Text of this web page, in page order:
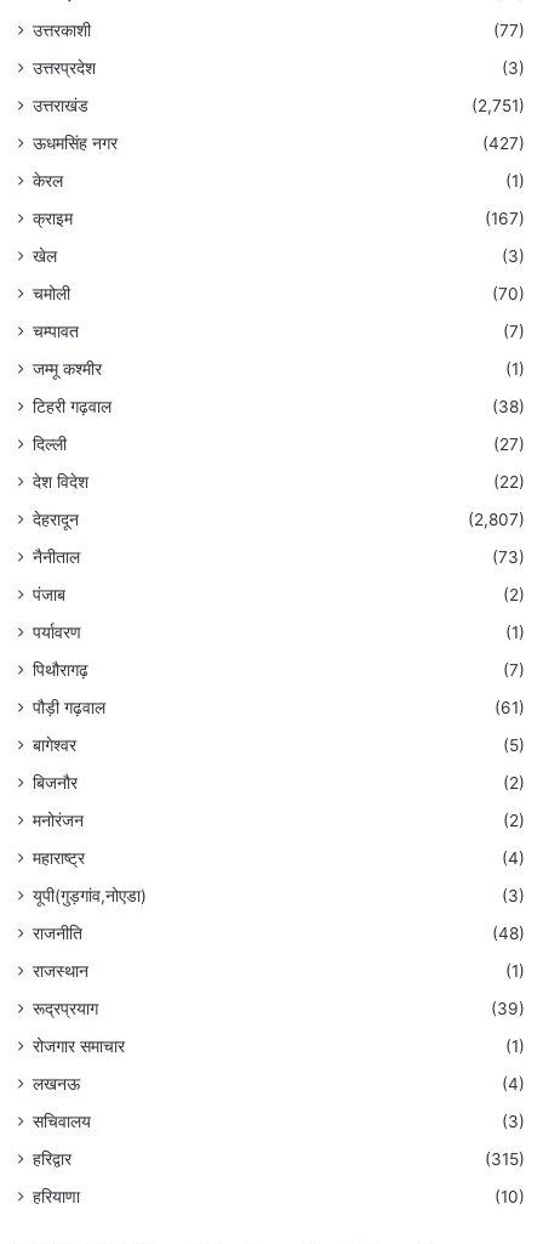
उत्तरकाशी
(77)
उत्तरप्रदेश
(3)
उत्तराखंड
(2,751)
ऊधमसिंह नगर
(427)
केरल
(1)
क्राइम
(167)
खेल
(3)
चमोली
(70)
चम्पावत
(7)
जम्मू कश्मीर
(1)
टिहरी गढ़वाल
(38)
दिल्ली
(27)
देश विदेश
(22)
देहरादून
(2,807)
नैनीताल
(73)
पंजाब
(2)
पर्यावरण
(1)
पिथौरागढ़
(7)
पौड़ी गढ़वाल
(61)
बागेश्वर
(5)
बिजनौर
(2)
मनोरंजन
(2)
महाराष्ट्र
(4)
यूपी(गुड़गांव,नोएडा)
(3)
राजनीति
(48)
राजस्थान
(1)
रूद्रप्रयाग
(39)
रोजगार समाचार
(1)
लखनऊ
(4)
सचिवालय
(3)
हरिद्वार
(315)
हरियाणा
(10)